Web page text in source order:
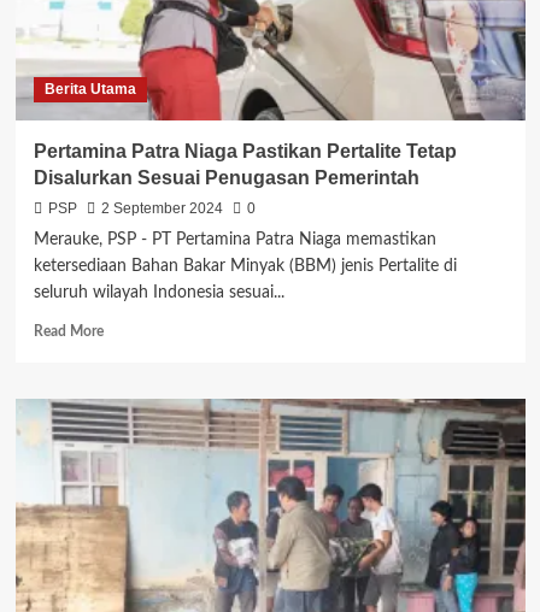
Kesehatan
Setiap
Harinya
Berita Utama
Pertamina Patra Niaga Pastikan Pertalite Tetap
Disalurkan Sesuai Penugasan Pemerintah
PSP 2 September 2024
0
Merauke, PSP - PT Pertamina Patra Niaga memastikan
ketersediaan Bahan Bakar Minyak (BBM) jenis Pertalite di
seluruh wilayah Indonesia sesuai...
Read MoreRead
Pertamina
Patra
Niaga
Pertalite
Tetap
Disalurkan
Sesuai
Penugasan
Pemerintah